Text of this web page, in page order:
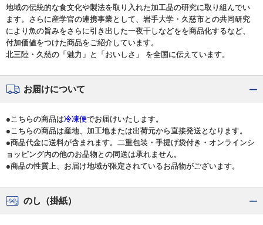
地域の伝統的な食文化や製法を取り入れた加工品の研究に取り組んでい
ます。さらに産学官の連携事業として、岩手大学・久慈市との共同研究
により魚の旨みをさらに引き出した一夜干しなどをを商品化するなど、
付加価値をつけた商品をご紹介しています。
北三陸・久慈の「魅力」と「おいしさ」 を全国に伝えています。
お届けについて
●こちらの商品は冷凍便でお届けいたします。
●こちらの商品は産地、加工地または出荷元から直接発送となります。
●商品代金に送料が含まれます。二重包装・手提げ袋付き・オンラインシ
ョッピング内の他のお品物との同送は承れません。
●商品の性質上、お届け地域が限定されているお品物がございます。
のし（掛紙）